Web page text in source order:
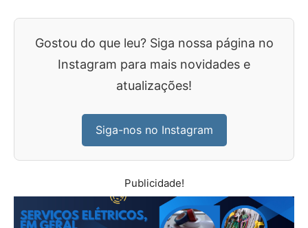
Gostou do que leu? Siga nossa página no
Instagram para mais novidades e
atualizações!
Siga-nos no Instagram
Publicidade!